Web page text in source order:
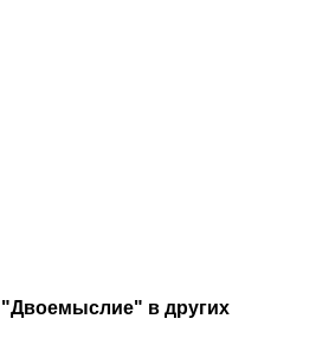
"Двоемыслие" в других